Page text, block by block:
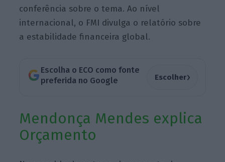
conferência sobre o tema. Ao nível
internacional, o FMI divulga o relatório sobre
a estabilidade financeira global.
Escolha o ECO como fonte
preferida no Google
Escolher›
Mendonça Mendes explica
Orçamento